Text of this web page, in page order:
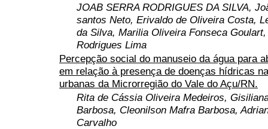
JOAB SERRA RODRIGUES DA SILVA,
santos Neto, Erivaldo de Oliveira Costa,
da Silva, Marilia Oliveira Fonseca
Rodrigues Lima
Percepção social do manuseio da água para
em relação à presença de doenças hídricas
urbanas da Microrregião do Vale do Açu/RN.
Rita de Cássia Oliveira Medeiros,
Barbosa, Cleonilson Mafra Barbosa,
Carvalho